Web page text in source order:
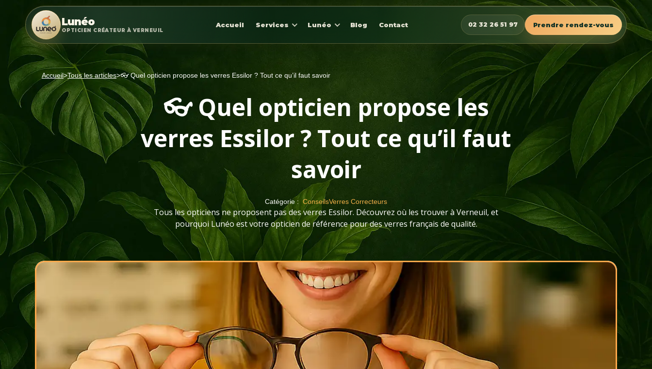
Lunéo
OPTICIEN CRÉATEUR À VERNEUIL
Accueil Services Lunéo Blog Contact 02 32 26 51 97 Prendre rendez-vous
Accueil>Tous les articles>👓 Quel opticien propose les verres Essilor ? Tout ce qu’il faut savoir
👓 Quel opticien propose les
verres Essilor ? Tout ce qu’il faut
savoir
Catégorie : ConseilsVerres Correcteurs
Tous les opticiens ne proposent pas des verres Essilor. Découvrez où les trouver à Verneuil, et
pourquoi Lunéo est votre opticien de référence pour des verres français de qualité.